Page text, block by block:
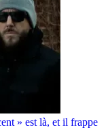
» est là, et il frappe